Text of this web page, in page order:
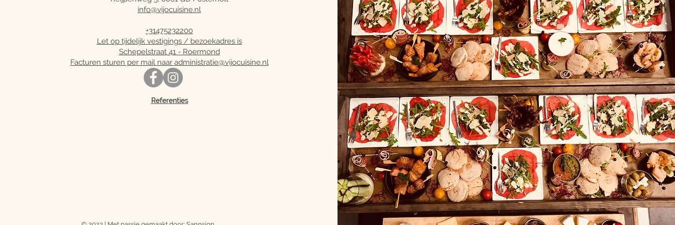
info@vijocuisine.nl
+31475232200
Let op tijdelijk vestigings / bezoekadres is
Schepelstraat 41 - Roermond
Facturen sturen per mail naar administratie@vijocuisine.nl
Referenties